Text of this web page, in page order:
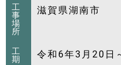
工
事
場
所
滋賀県湖南市
工
期
令和6年3月20日